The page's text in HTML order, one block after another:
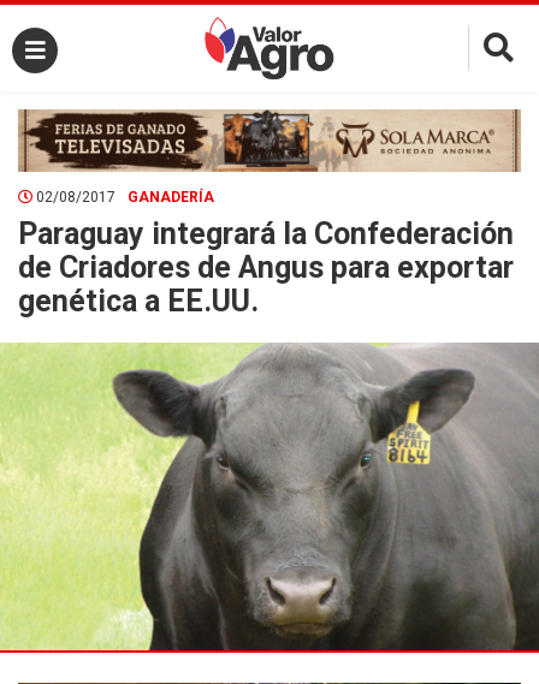
×
02/08/2017 GANADERÍA
Paraguay integrará la Confederación
de Criadores de Angus para exportar
genética a EE.UU.